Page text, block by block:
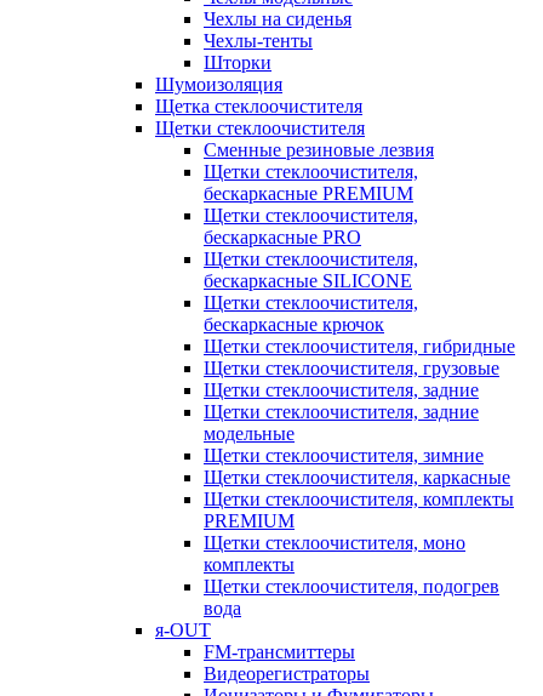
Чехлы на сиденья
Чехлы-тенты
Шторки
Шумоизоляция
Щетка стеклоочистителя
Щетки стеклоочистителя
Сменные резиновые лезвия
Щетки стеклоочистителя,
бескаркасные PREMIUM
Щетки стеклоочистителя,
бескаркасные PRO
Щетки стеклоочистителя,
бескаркасные SILICONE
Щетки стеклоочистителя,
бескаркасные крючок
Щетки стеклоочистителя, гибридные
Щетки стеклоочистителя, грузовые
Щетки стеклоочистителя, задние
Щетки стеклоочистителя, задние
модельные
Щетки стеклоочистителя, зимние
Щетки стеклоочистителя, каркасные
Щетки стеклоочистителя, комплекты
PREMIUM
Щетки стеклоочистителя, моно
комплекты
Щетки стеклоочистителя, подогрев
вода
я-OUT
FM-трансмиттеры
Видеорегистраторы